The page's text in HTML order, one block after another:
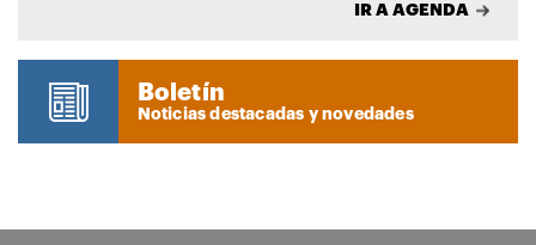
IR A AGENDA
Boletín
Noticias destacadas y novedades